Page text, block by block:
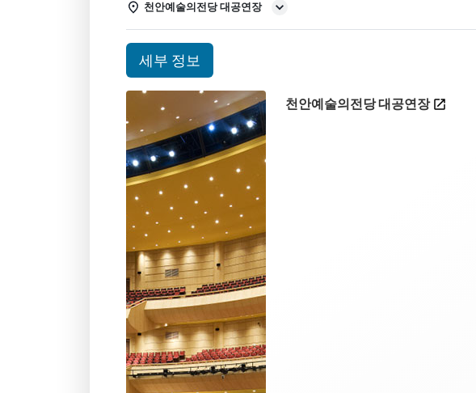
천안예술의전당 대공연장
세부 정보
천안예술의전당 대공연장